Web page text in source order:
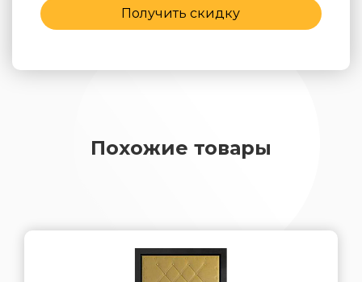
Получить скидку
Похожие товары